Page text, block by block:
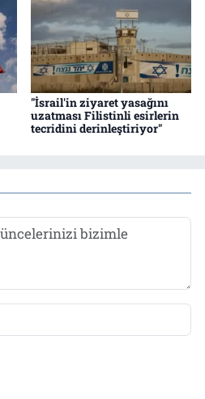
"İsrail'in ziyaret yasağını
uzatması Filistinli esirlerin
tecridini derinleştiriyor"